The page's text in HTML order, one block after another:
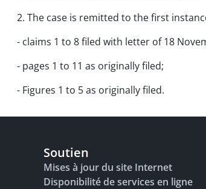
2. The case is remitted to the first
- claims 1 to 8 filed with letter of 18
- pages 1 to 11 as originally filed;
- Figures 1 to 5 as originally filed.
Soutien
Mises à jour du site Internet
Disponibilité de services en ligne